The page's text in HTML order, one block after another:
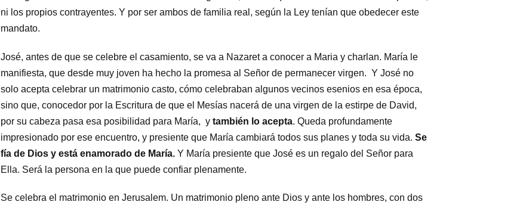
ni los propios contrayentes. Y por ser ambos de familia real, según la Ley tenían que obedecer este
mandato.
José, antes de que se celebre el casamiento, se va a Nazaret a conocer a Maria y charlan. María le
manifiesta, que desde muy joven ha hecho la promesa al Señor de permanecer virgen. Y José no
solo acepta celebrar un matrimonio casto, cómo celebraban algunos vecinos esenios en esa época,
sino que, conocedor por la Escritura de que el Mesías nacerá de una virgen de la estirpe de David,
por su cabeza pasa esa posibilidad para María, y también lo acepta. Queda profundamente
impresionado por ese encuentro, y presiente que María cambiará todos sus planes y toda su vida. Se
fía de Dios y está enamorado de María.Y María presiente que José es un regalo del Señor para
Ella. Será la persona en la que puede confiar plenamente.
Se celebra el matrimonio en Jerusalem. Un matrimonio pleno ante Dios y ante los hombres, con dos